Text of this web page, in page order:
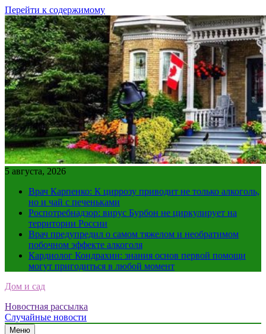
Перейти к содержимому
5 августа, 2026
Врач Карпенко: К циррозу приводит не только алкоголь,
но и чай с печеньками
Роспотребнадзор: вирус Бурбон не циркулирует на
территории России
Врач предупредил о самом тяжелом и необратимом
побочном эффекте алкоголя
Кардиолог Кондрахин: знания основ первой помощи
могут пригодиться в любой момент
Дом и сад
Новостная рассылка
Случайные новости
Меню